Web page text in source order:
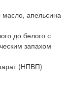
масло, апельсина
до белого с
запахом
(НПВП)